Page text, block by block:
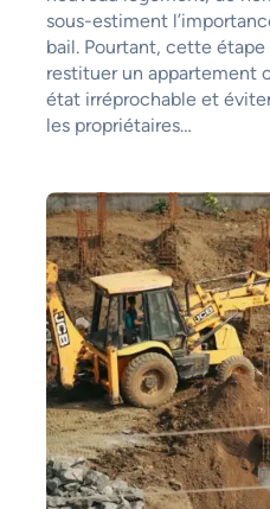
sous-estiment
bail. Pourtant, cette
restituer un appartement
état irréprochable et
les propriétaires…